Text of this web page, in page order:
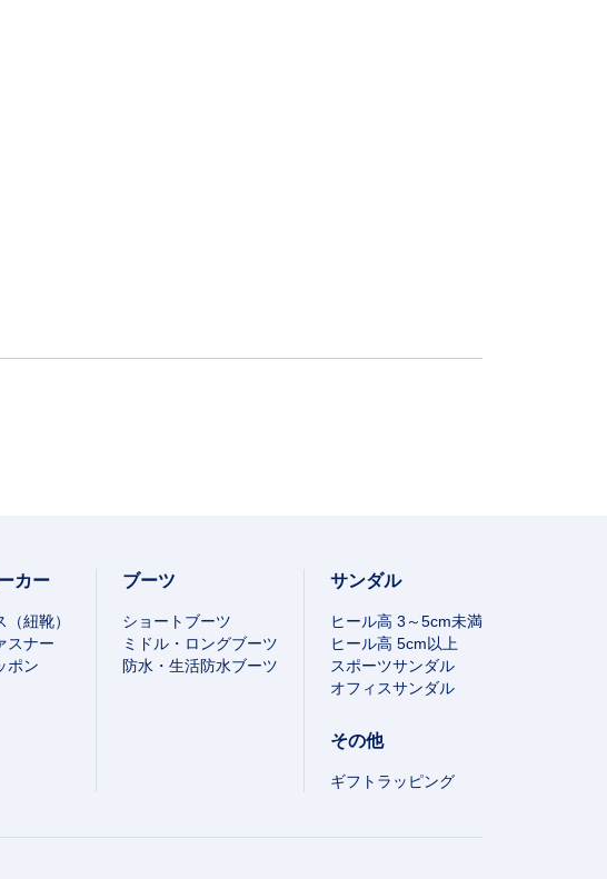
カー
（紐靴）
スナー
ポン
ブーツ
ショートブーツ
ミドル・ロングブーツ
防水・生活防水ブーツ
サンダル
ヒール高 3～5cm未満
ヒール高 5cm以上
スポーツサンダル
オフィスサンダル
その他
ギフトラッピング